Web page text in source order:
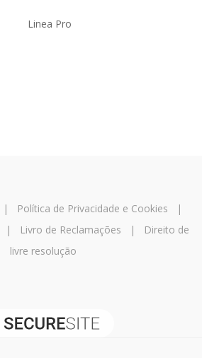
Linea Pro
| Política de Privacidade e Cookies |
| Livro de Reclamações |
Direito de
livre resolução